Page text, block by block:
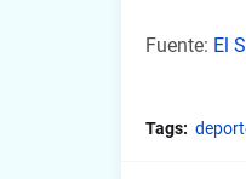
Fuente: El
Tags: